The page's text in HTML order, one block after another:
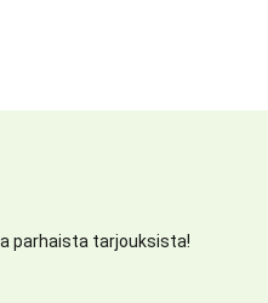
parhaista tarjouksista!